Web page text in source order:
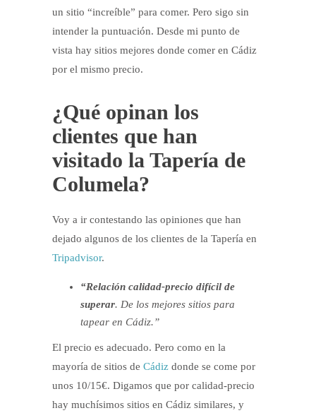
un sitio “increíble” para comer. Pero sigo sin
intender la puntuación. Desde mi punto de
vista hay sitios mejores donde comer en Cádiz
por el mismo precio.
¿Qué opinan los
clientes que han
visitado la Tapería de
Columela?
Voy a ir contestando las opiniones que han
dejado algunos de los clientes de la Tapería en
Tripadvisor.
“Relación calidad-precio difícil de
superar. De los mejores sitios para
tapear en Cádiz.”
El precio es adecuado. Pero como en la
mayoría de sitios de Cádiz donde se come por
unos 10/15€. Digamos que por calidad-precio
hay muchísimos sitios en Cádiz similares, y